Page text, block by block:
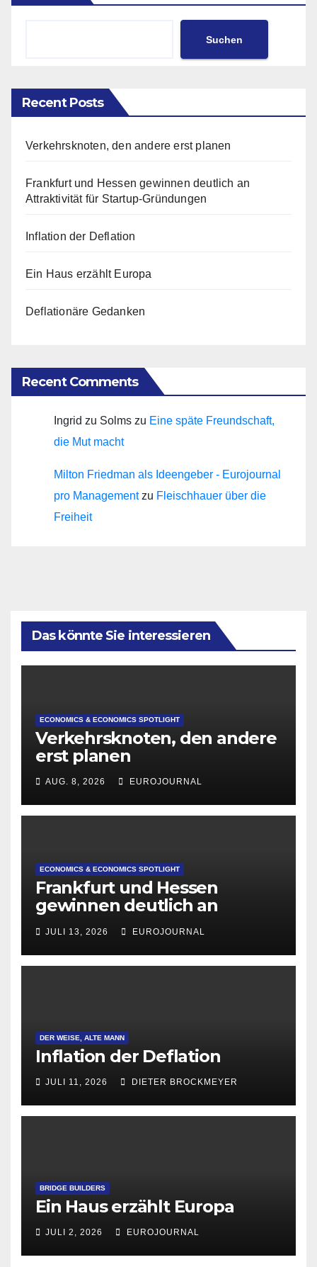
Suchen
Recent Posts
Verkehrsknoten, den andere erst planen
Frankfurt und Hessen gewinnen deutlich an
Attraktivität für Startup-Gründungen
Inflation der Deflation
Ein Haus erzählt Europa
Deflationäre Gedanken
Recent Comments
Ingrid zu Solms zu Eine späte Freundschaft,
die Mut macht
Milton Friedman als Ideengeber - Eurojournal
pro Managementzu Fleischhauer über die
Freiheit
Das könnte Sie interessieren
ECONOMICS & ECONOMICS SPOTLIGHT
Verkehrsknoten, den andere
erst planen
AUG. 8, 2026 EUROJOURNAL
ECONOMICS & ECONOMICS SPOTLIGHT
Frankfurt und Hessen
gewinnen deutlich an
Attraktivität für Startup-
Gründungen
JULI 13, 2026 EUROJOURNAL
DER WEISE, ALTE MANN
Inflation der Deflation
JULI 11, 2026 DIETER BROCKMEYER
BRIDGE BUILDERS
Ein Haus erzählt Europa
JULI 2, 2026 EUROJOURNAL